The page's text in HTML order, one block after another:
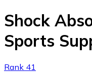
Shock
Sports
Rank 41